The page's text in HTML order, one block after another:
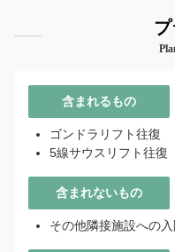
含まれるもの
ゴンドラリフト往復
5線サウスリフト往復
含まれないもの
その他隣接施設への